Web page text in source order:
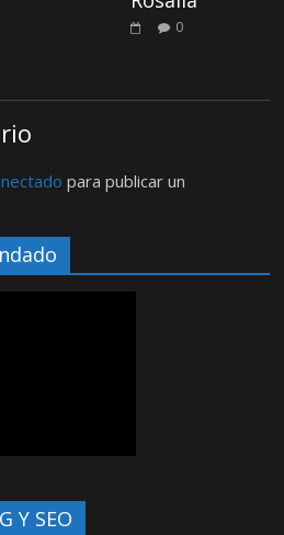
0
para publicar un
Y SEO